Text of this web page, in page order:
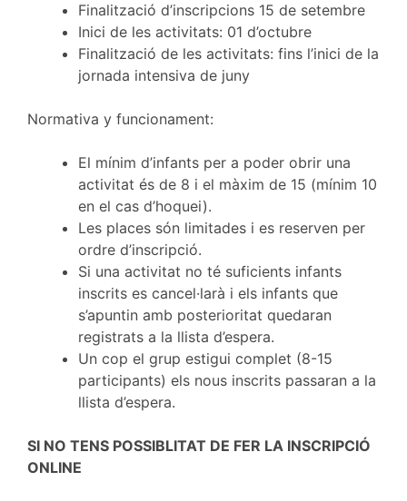
Finalització d’inscripcions 15 de setembre
Inici de les activitats: 01 d’octubre
Finalització de les activitats: fins l’inici de la
jornada intensiva de juny
Normativa y funcionament:
El mínim d’infants per a poder obrir una
activitat és de 8 i el màxim de 15 (mínim 10
en el cas d’hoquei).
Les places són limitades i es reserven per
ordre d’inscripció.
Si una activitat no té suficients infants
inscrits es cancel·larà i els infants que
s’apuntin amb posterioritat quedaran
registrats a la llista d’espera.
Un cop el grup estigui complet (8-15
participants) els nous inscrits passaran a la
llista d’espera.
SI NO TENS POSSIBLITAT DE FER LA INSCRIPCIÓ
ONLINE